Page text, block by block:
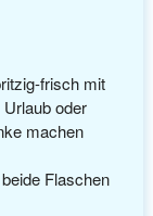
frisch mit
oder
machen
Flaschen